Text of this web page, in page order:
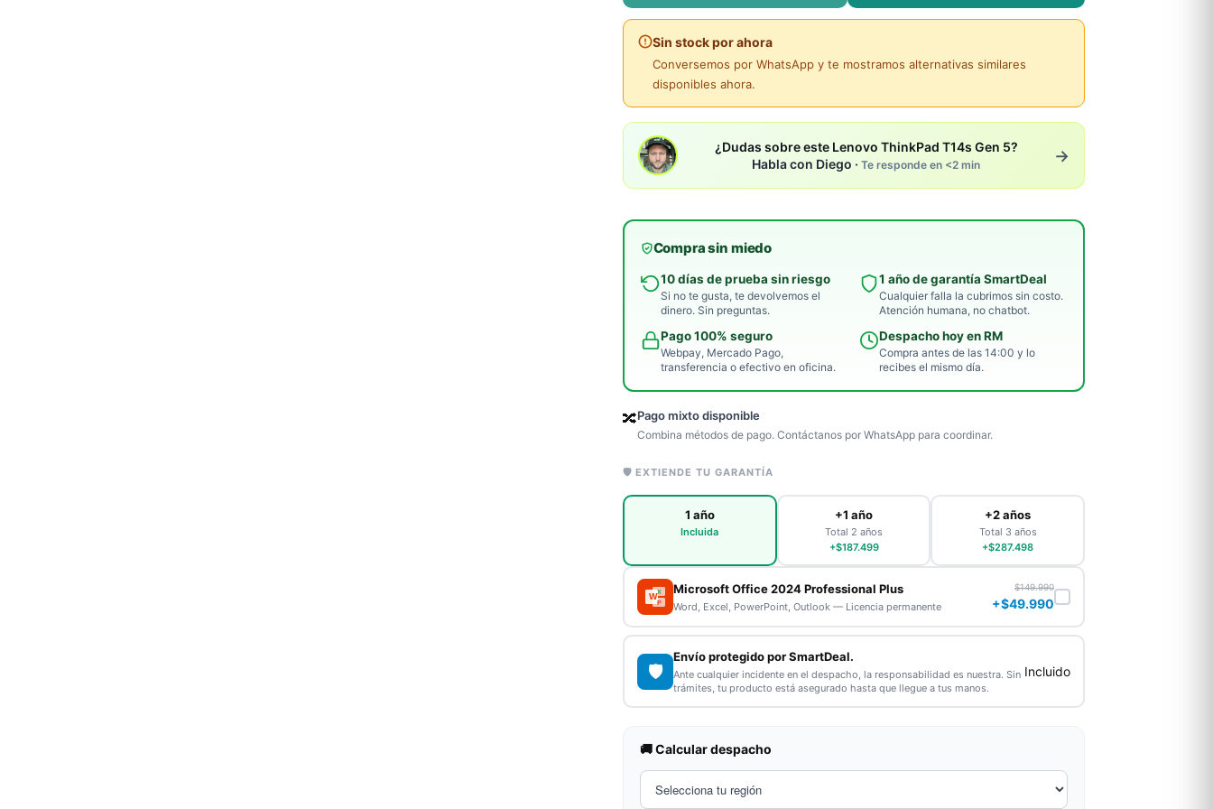
Sin stock por ahora
Conversemos por WhatsApp y te mostramos alternativas similares
disponibles ahora.
¿Dudas sobre este Lenovo ThinkPad T14s Gen 5?
Habla con Diego · Te responde en <2 min →
Compra sin miedo
10 días de prueba sin riesgo
Si no te gusta, te devolvemos el
dinero. Sin preguntas.
1 año de garantía SmartDeal
Cualquier falla la cubrimos sin costo.
Atención humana, no chatbot.
Pago 100% seguro
Webpay, Mercado Pago,
transferencia o efectivo en oficina.
Despacho hoy en RM
Compra antes de las 14:00 y lo
recibes el mismo día.
🔀Pago mixto disponible
Combina métodos de pago. Contáctanos por WhatsApp para coordinar.
🛡️ EXTIENDE TU GARANTÍA
1 año
Incluida
+1 año
Total 2 años
+$187.499
+2 años
Total 3 años
+$287.498
WX
P
Microsoft Office 2024 Professional Plus
Word, Excel, PowerPoint, Outlook — Licencia permanente
$149.990
+$49.990
🛡️
Envío protegido por SmartDeal.
Ante cualquier incidente en el despacho, la responsabilidad es nuestra. Sin
trámites, tu producto está asegurado hasta que llegue a tus manos.
Incluido
🚚 Calcular despacho